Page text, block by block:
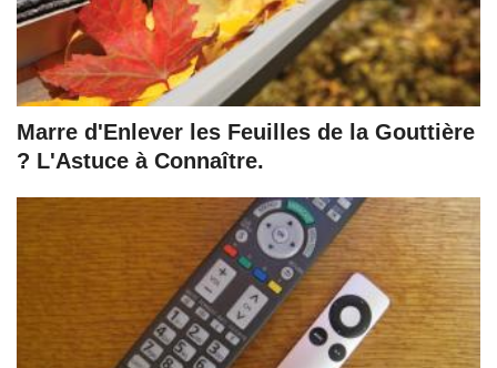
Marre d'Enlever les Feuilles de la Gouttière
? L'Astuce à Connaître.